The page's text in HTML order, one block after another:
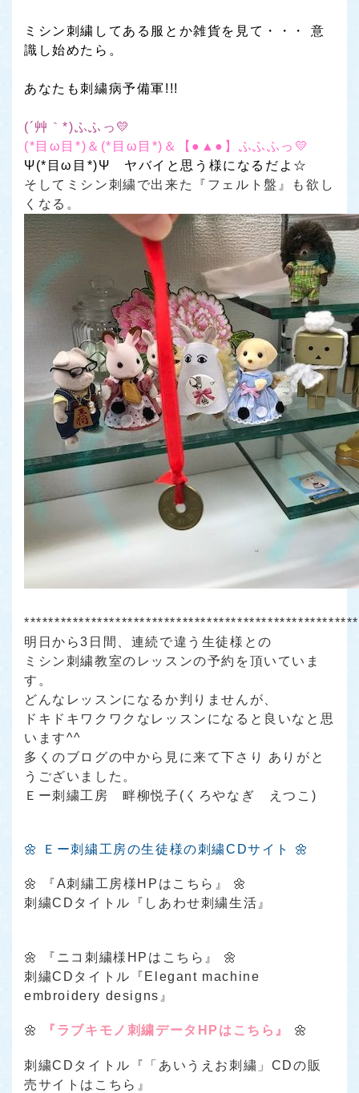
ミシン刺繍してある服とか雑貨を見て・・・ 意
識し始めたら。
あなたも刺繍病予備軍!!!
(´艸｀*)ふふっ💛
(*目ω目*)＆(*目ω目*)＆【●▲●】ふふふっ💛
Ψ(*目ω目*)Ψ ヤバイと思う様になるだよ☆
そしてミシン刺繍で出来た
『フェルト盤』
も欲し
くなる。
明日から3日間、連続で違う生徒様との
ミシン刺繍教室のレッスンの予約を頂いていま
す。
どんなレッスンになるか判りませんが、
ドキドキワクワクなレッスンになると良いなと思
います^^
多くのブログの中から見に来て下さり ありがと
うございました。
Ｅー刺繍工房 畔柳悦子(くろやなぎ えつこ)
🌼 Ｅー刺繍工房の生徒様の刺繍CDサイト 🌼
🌼 『A刺繍工房様HPはこちら』
🌼
刺繍CDタイトル『しあわせ刺繍生活』
🌼 『ニコ刺繍様HPはこちら』
🌼
刺繍CDタイトル『Elegant machine
embroidery designs』
🌼 『ラブキモノ刺繍データHPはこちら』 🌼
刺繍CDタイトル
『「あいうえお刺繍」CDの販
売サイトはこちら』